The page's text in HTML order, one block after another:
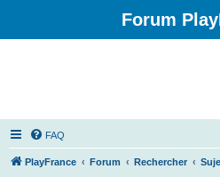
Forum
FAQ
PlayFrance Forum Rechercher